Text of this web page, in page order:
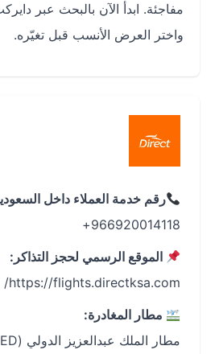
مفاجئة. ابدأ الآن بالبحث عبر دايركت،
واختر العرض الأنسب قبل تغيّره.
رقم خدمة العملاء داخل السعودية:
966920014118+
الموقع الرسمي لحجز التذاكر:
https://flights.directksa.com/
مطار المغادرة:
مطار الملك عبدالعزيز الدولي (JED)